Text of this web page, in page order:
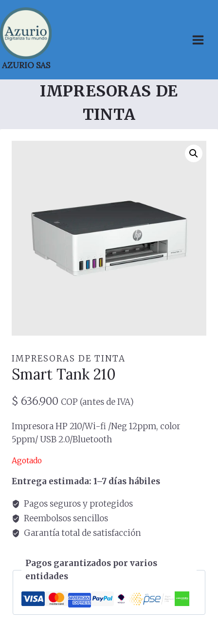
Saltar
al
contenido
AZURIO SAS
IMPRESORAS DE
TINTA
IMPRESORAS DE TINTA
Smart Tank 210
$ 636.900 COP (antes de IVA)
Impresora HP 210/Wi-fi /Neg 12ppm, color
5ppm/ USB 2.0/Bluetooth
Agotado
Entrega estimada: 1–7 días hábiles
Pagos seguros y protegidos
Reembolsos sencillos
Garantía total de satisfacción
Pagos garantizados por varios
entidades